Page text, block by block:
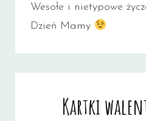
Wesołe i nietypowe
Dzień Mamy
Kartki